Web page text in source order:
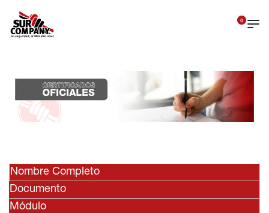
0
Nombre Completo
Documento
Módulo